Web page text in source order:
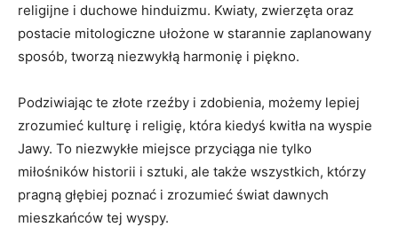
religijne i duchowe hinduizmu. Kwiaty, zwierzęta oraz
postacie mitologiczne ułożone w starannie zaplanowany
sposób, tworzą niezwykłą harmonię i piękno.
Podziwiając te złote rzeźby i zdobienia, możemy lepiej
zrozumieć kulturę i religię, która kiedyś kwitła na wyspie
Jawy. To niezwykłe miejsce przyciąga nie tylko
miłośników historii i sztuki, ale także wszystkich, którzy
pragną głębiej poznać i zrozumieć świat dawnych
mieszkańców tej wyspy.